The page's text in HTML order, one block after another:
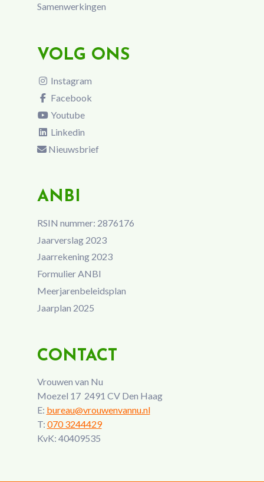
Samenwerkingen
VOLG ONS
Instagram
Facebook
Youtube
Linkedin
Nieuwsbrief
ANBI
RSIN nummer: 2876176
Jaarverslag 2023
Jaarrekening 2023
Formulier ANBI
Meerjarenbeleidsplan
Jaarplan 2025
CONTACT
Vrouwen van Nu
Moezel 17 2491 CV Den Haag
E: bureau@vrouwenvannu.nl
T: 070 3244429
KvK: 40409535